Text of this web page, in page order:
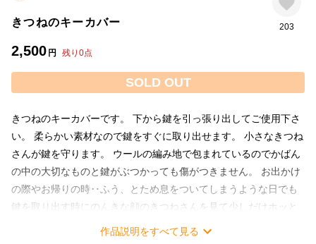
きつねのキーカバー
2,500 円 残り 0点
203
SOLD OUT
きつねのキーカバーです。 下から鍵を引っ張り出してご使用下さ
い。 柔らかい素材なので鍵をすぐに取り出せます。 小さなきつね
さんが鍵を守ります。 ウールの編み地で包まれているのでかばん
の中の大切なものと鍵がぶつかっても傷がつきません。 お出かけ
の際やお帰りの時‥ふう、とため息をついてしまうような日でも
鍵を取り出す時にのんきな顔のきつねさんを見て少しだけホッと
した気持ちになっていただけたら嬉しいです。 裏側に小さな穴が
作品説明をすべて見る